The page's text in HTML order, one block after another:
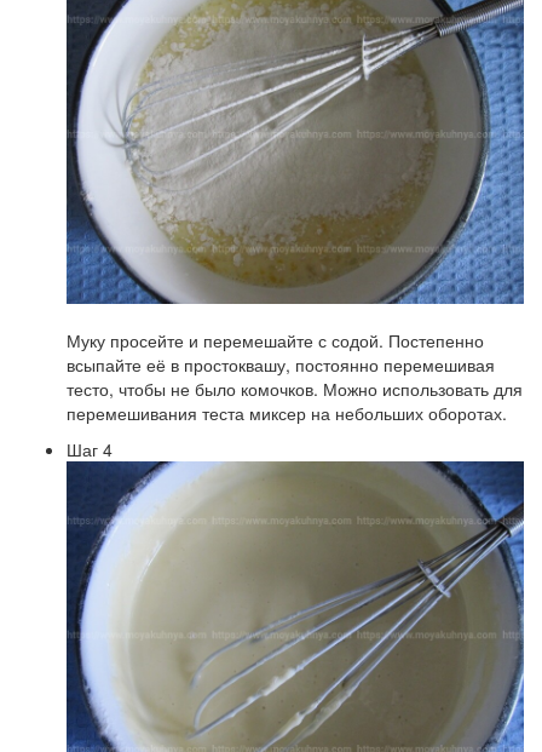
Муку просейте и перемешайте с содой. Постепенно
всыпайте её в простоквашу, постоянно перемешивая
тесто, чтобы не было комочков. Можно использовать для
перемешивания теста миксер на небольших оборотах.
Шаг 4